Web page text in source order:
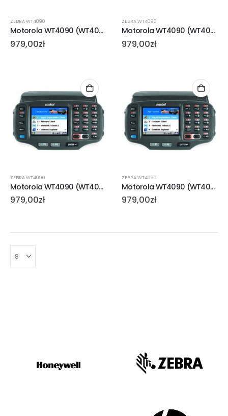
ZEBRA WT4090
Motorola WT4090 (WT4090-N2H1GER)
979,00zł
ZEBRA WT4090
Motorola WT4090 (WT4090-N2S1GER)
979,00zł
ZEBRA WT4090
Motorola WT4090 (WT4090-T2H1GER)
979,00zł
ZEBRA WT4090
Motorola WT4090 (WT4090-T2S1GER)
979,00zł